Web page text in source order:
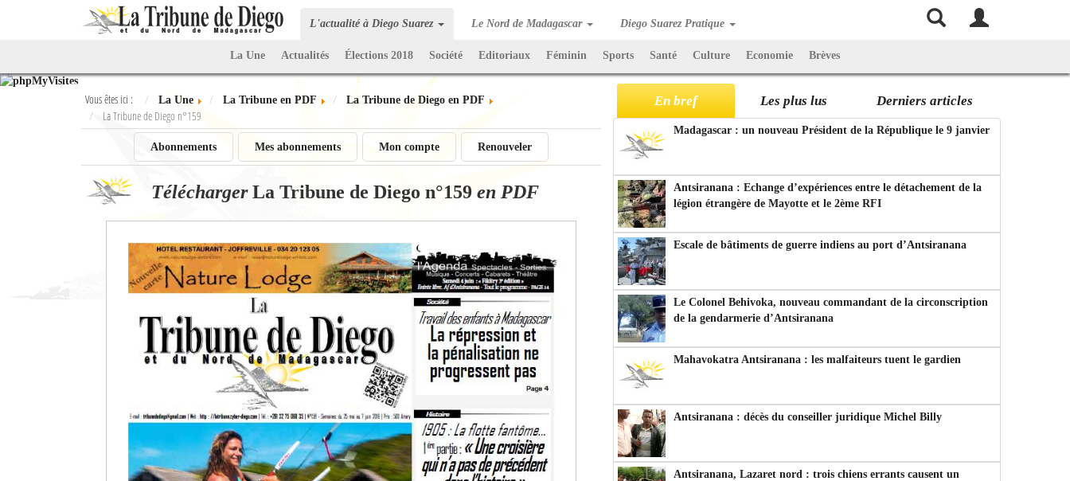
L'actualité à Diego Suarez Le Nord de Madagascar Diego Suarez Pratique
La Une Actualités Élections 2018 Société Editoriaux Féminin Sports Santé Culture Economie Brèves
Vous êtes ici : La Une La Tribune en PDF La Tribune de Diego en PDF
La Tribune de Diego n°159
Abonnements Mes abonnements Mon compte Renouveler
TéléchargerLa Tribune de Diego n°159en PDF
En bref Les plus lus Derniers articles
Madagascar : un nouveau Président de la République le 9 janvier
Antsiranana : Echange d’expériences entre le détachement de la
légion étrangère de Mayotte et le 2ème RFI
Escale de bâtiments de guerre indiens au port d’Antsiranana
Le Colonel Behivoka, nouveau commandant de la circonscription
de la gendarmerie d’Antsiranana
Mahavokatra Antsiranana : les malfaiteurs tuent le gardien
Antsiranana : décès du conseiller juridique Michel Billy
Antsiranana, Lazaret nord : trois chiens errants causent un